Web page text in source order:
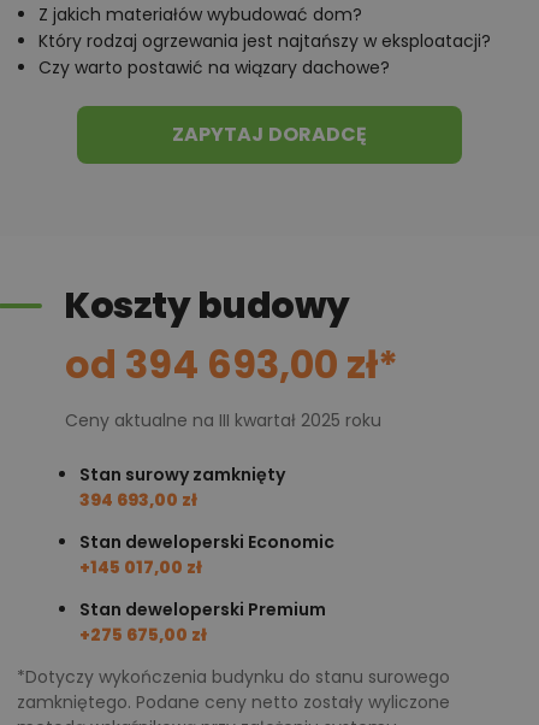
Z jakich materiałów wybudować dom?
Który rodzaj ogrzewania jest najtańszy w eksploatacji?
Czy warto postawić na wiązary dachowe?
ZAPYTAJ DORADCĘ
Koszty budowy
od 394 693,00 zł*
Ceny aktualne na III kwartał 2025 roku
Stan surowy zamknięty
394 693,00 zł
Stan deweloperski Economic
+145 017,00 zł
Stan deweloperski Premium
+275 675,00 zł
*Dotyczy wykończenia budynku do stanu surowego
zamkniętego. Podane ceny netto zostały wyliczone